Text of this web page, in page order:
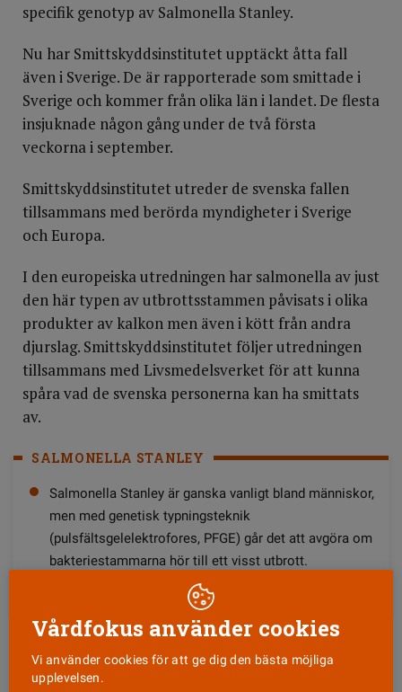
specifik genotyp av Salmonella Stanley.
Nu har Smittskyddsinstitutet upptäckt åtta fall
även i Sverige. De är rapporterade som smittade i
Sverige och kommer från olika län i landet. De flesta
insjuknade någon gång under de två första
veckorna i september.
Smittskyddsinstitutet utreder de svenska fallen
tillsammans med berörda myndigheter i Sverige
och Europa.
I den europeiska utredningen har salmonella av just
den här typen av utbrottsstammen påvisats i olika
produkter av kalkon men även i kött från andra
djurslag. Smittskyddsinstitutet följer utredningen
tillsammans med Livsmedelsverket för att kunna
spåra vad de svenska personerna kan ha smittats
av.
SALMONELLA STANLEY
Salmonella Stanley är ganska vanligt bland människor,
men med genetisk typningsteknik
(pulsfältsgelelektrofores, PFGE) går det att avgöra om
bakteriestammarna hör till ett visst utbrott.
MER OM ÄMNET
Vårdfokus använder cookies
Vi använder cookies för att ge dig den bästa möjliga
upplevelsen.